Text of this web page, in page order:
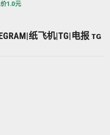
1.0元
纸飞机|TG|电报 ᴛɢ